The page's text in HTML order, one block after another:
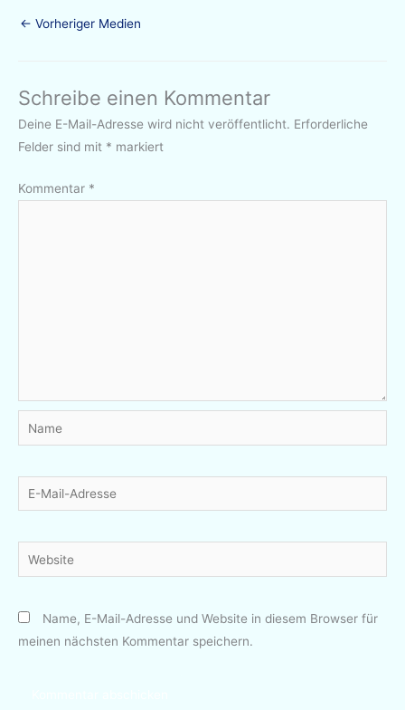
← Vorheriger Medien
Schreibe einen Kommentar
Deine E-Mail-Adresse wird nicht veröffentlicht. Erforderliche
Felder sind mit * markiert
Kommentar *
Name
E-
Mail-
Website
Name, E-Mail-Adresse und Website in diesem Browser für
meinen nächsten Kommentar speichern.